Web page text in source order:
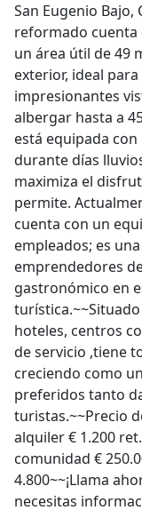
San Eugenio Bajo,
reformado cuenta
un área útil de 49
exterior, ideal
impresionantes
albergar hasta a
está equipada
durante días
maximiza el
permite.
cuenta con un
empleados; es
emprendedores
gastronómico en
hoteles, centros
de servicio ,tiene
creciendo como
preferidos tanto
turistas.~~Precio
alquiler € 1.200
comunidad €
4.800~~¡Llama
necesitas